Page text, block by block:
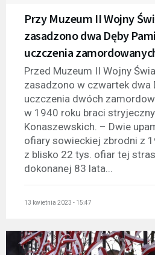
Przy Muzeum II Wojny
zasadzono dwa Dęby
uczczenia
Przed Muzeum II Wojny
zasadzono w czwartek dwa
uczczenia dwóch
w 1940 roku braci
Konaszewskich. – Dwie
ofiary sowieckiej zbrodni z
z blisko 22 tys. ofiar tej
dokonanej 83 lata...
13 kwietnia 2023 - 15:47